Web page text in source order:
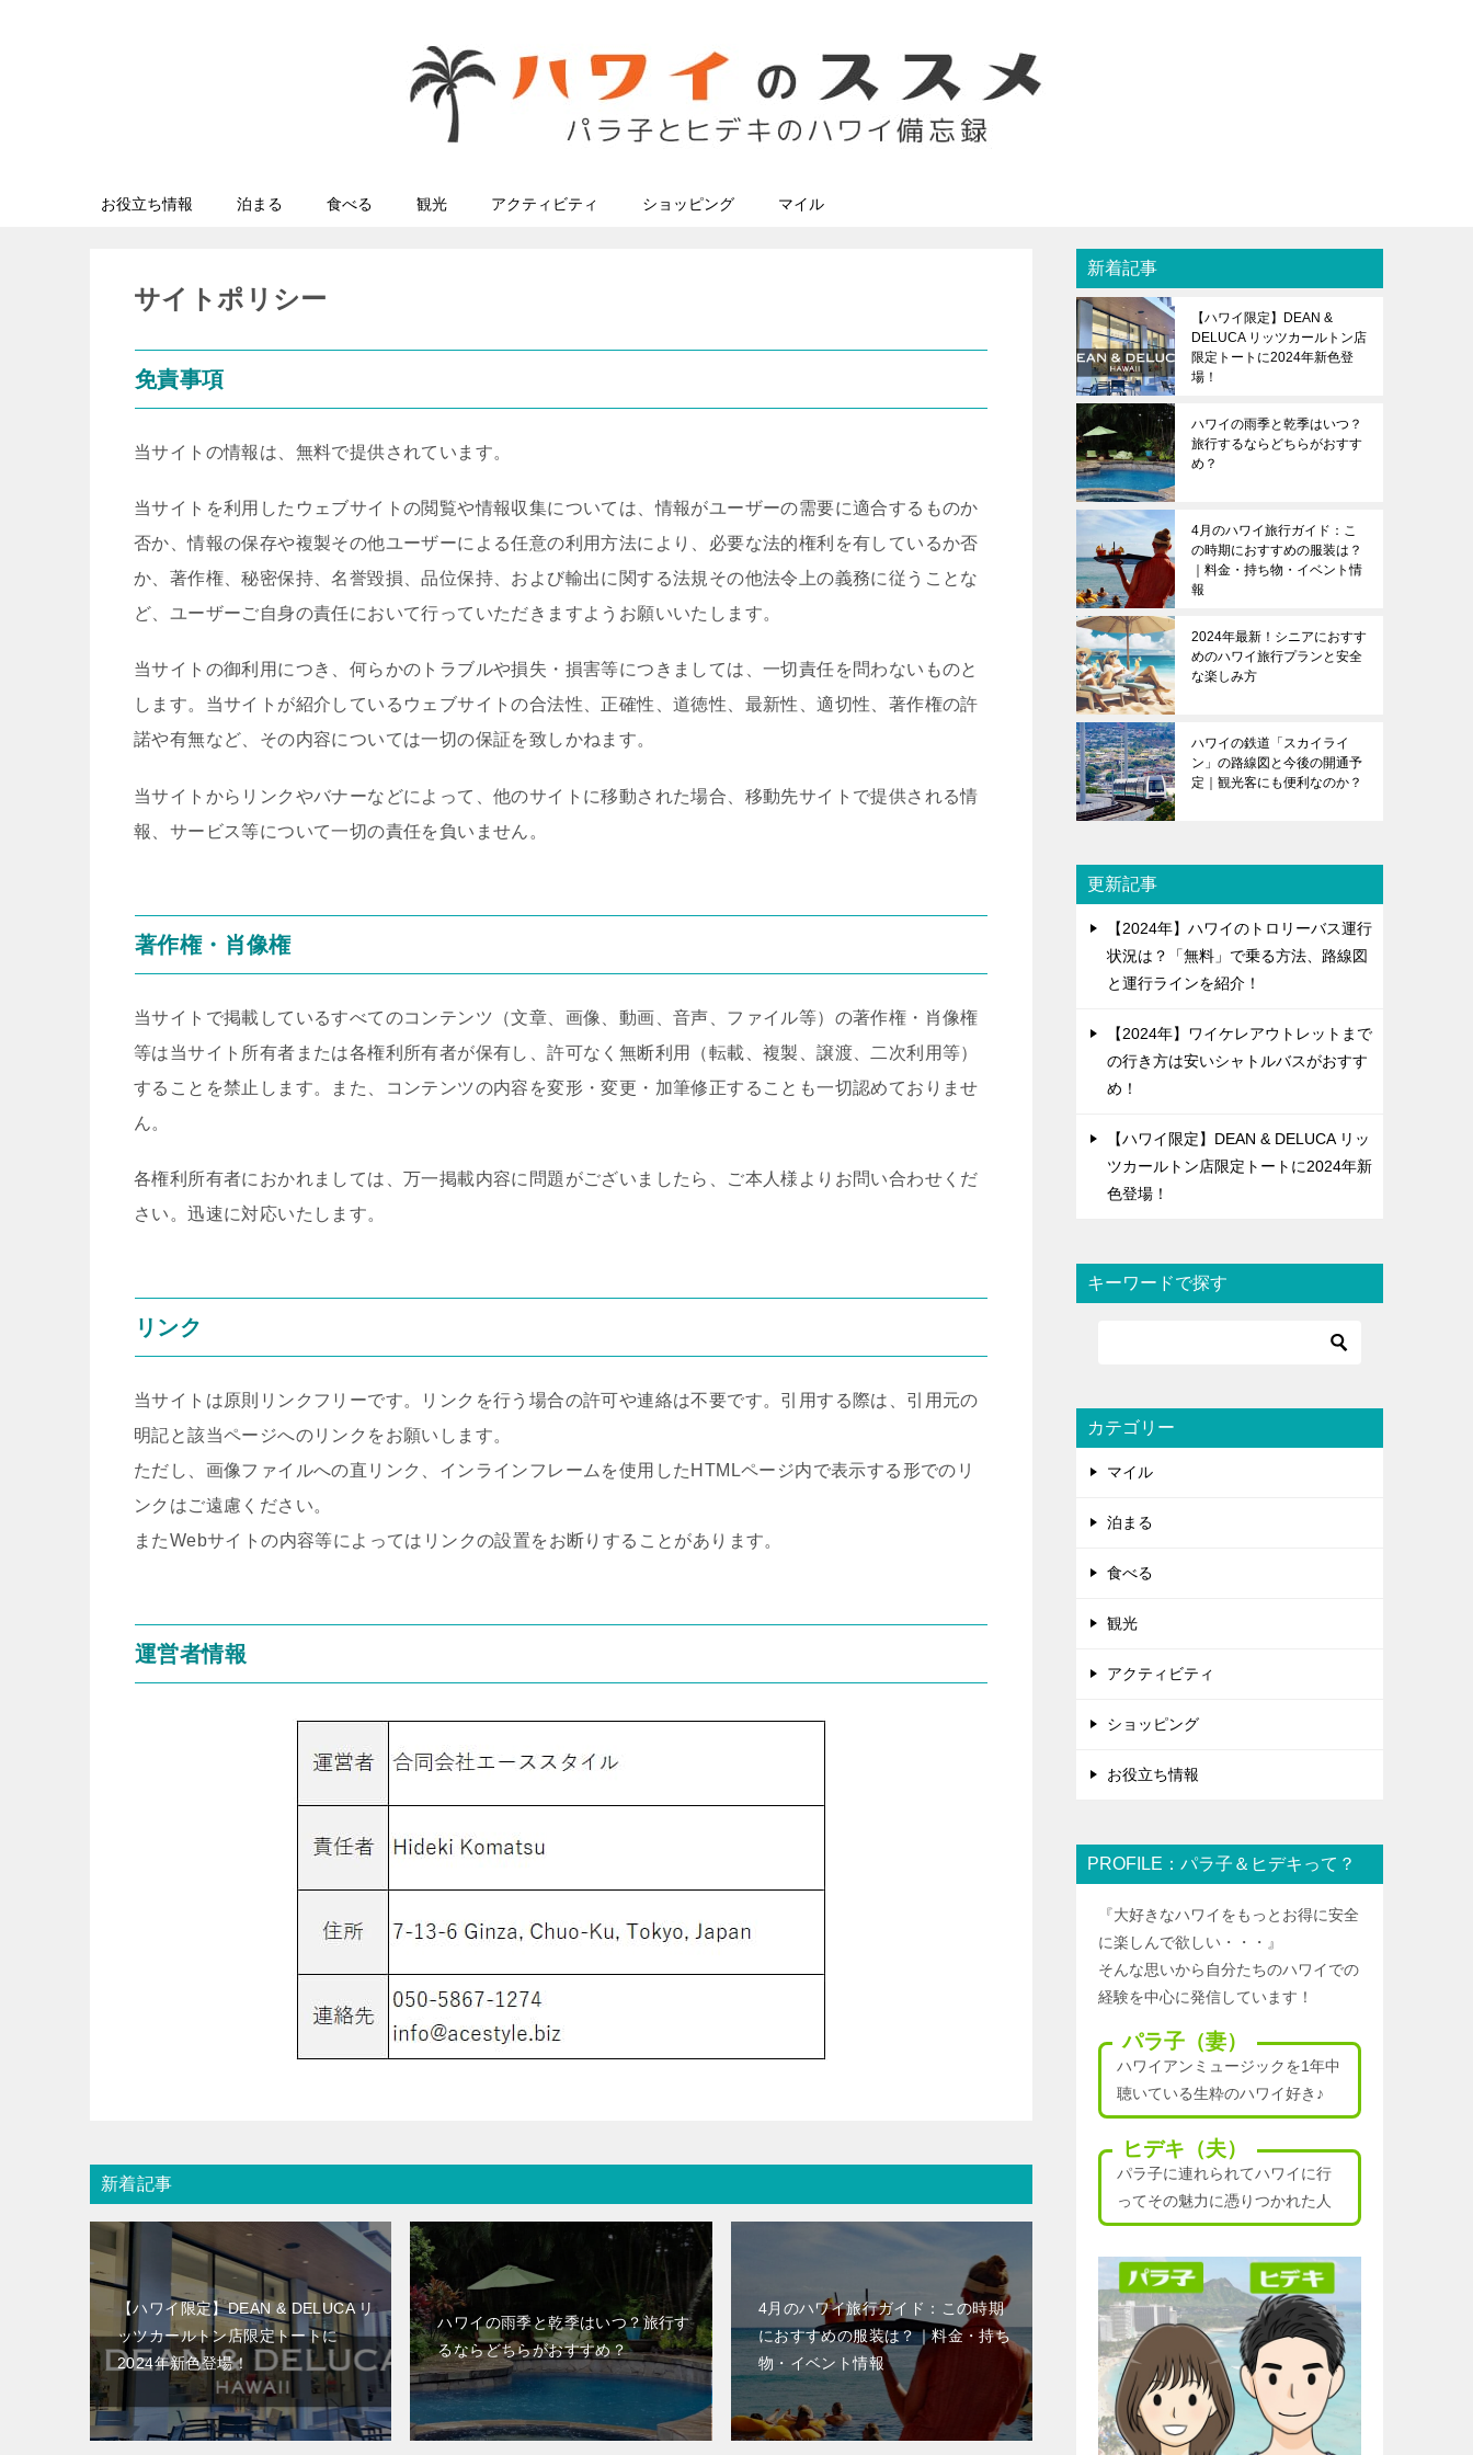
お役立ち情報 泊まる 食べる 観光 アクティビティ ショッピング マイル
サイトポリシー
免責事項
当サイトの情報は、無料で提供されています。
当サイトを利用したウェブサイトの閲覧や情報収集については、情報がユーザーの需要に適合するものか
否か、情報の保存や複製その他ユーザーによる任意の利用方法により、必要な法的権利を有しているか否
か、著作権、秘密保持、名誉毀損、品位保持、および輸出に関する法規その他法令上の義務に従うことな
ど、ユーザーご自身の責任において行っていただきますようお願いいたします。
当サイトの御利用につき、何らかのトラブルや損失・損害等につきましては、一切責任を問わないものと
します。当サイトが紹介しているウェブサイトの合法性、正確性、道徳性、最新性、適切性、著作権の許
諾や有無など、その内容については一切の保証を致しかねます。
当サイトからリンクやバナーなどによって、他のサイトに移動された場合、移動先サイトで提供される情
報、サービス等について一切の責任を負いません。
著作権・肖像権
当サイトで掲載しているすべてのコンテンツ（文章、画像、動画、音声、ファイル等）の著作権・肖像権
等は当サイト所有者または各権利所有者が保有し、許可なく無断利用（転載、複製、譲渡、二次利用等）
することを禁止します。また、コンテンツの内容を変形・変更・加筆修正することも一切認めておりませ
ん。
各権利所有者におかれましては、万一掲載内容に問題がございましたら、ご本人様よりお問い合わせくだ
さい。迅速に対応いたします。
リンク
当サイトは原則リンクフリーです。リンクを行う場合の許可や連絡は不要です。引用する際は、引用元の
明記と該当ページへのリンクをお願いします。
ただし、画像ファイルへの直リンク、インラインフレームを使用したHTMLページ内で表示する形でのリ
ンクはご遠慮ください。
またWebサイトの内容等によってはリンクの設置をお断りすることがあります。
運営者情報
新着記事
【ハワイ限定】DEAN & DELUCA リ
ッツカールトン店限定トートに
2024年新色登場！
ハワイの雨季と乾季はいつ？旅行す
るならどちらがおすすめ？
4月のハワイ旅行ガイド：この時期
におすすめの服装は？｜料金・持ち
物・イベント情報
新着記事
【ハワイ限定】DEAN &
DELUCA リッツカールトン店
限定トートに2024年新色登
場！
ハワイの雨季と乾季はいつ？
旅行するならどちらがおすす
め？
4月のハワイ旅行ガイド：こ
の時期におすすめの服装は？
｜料金・持ち物・イベント情
報
2024年最新！シニアにおすす
めのハワイ旅行プランと安全
な楽しみ方
ハワイの鉄道「スカイライ
ン」の路線図と今後の開通予
定｜観光客にも便利なのか？
更新記事
【2024年】ハワイのトロリーバス運行
状況は？「無料」で乗る方法、路線図
と運行ラインを紹介！
【2024年】ワイケレアウトレットまで
の行き方は安いシャトルバスがおすす
め！
【ハワイ限定】DEAN & DELUCA リッ
ツカールトン店限定トートに2024年新
色登場！
キーワードで探す
カテゴリー
マイル
泊まる
食べる
観光
アクティビティ
ショッピング
お役立ち情報
PROFILE：パラ子＆ヒデキって？
『大好きなハワイをもっとお得に安全
に楽しんで欲しい・・・』
そんな思いから自分たちのハワイでの
経験を中心に発信しています！
パラ子（妻）
ハワイアンミュージックを1年中
聴いている生粋のハワイ好き♪
ヒデキ（夫）
パラ子に連れられてハワイに行
ってその魅力に憑りつかれた人